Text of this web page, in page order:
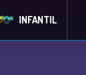
INFANTIL